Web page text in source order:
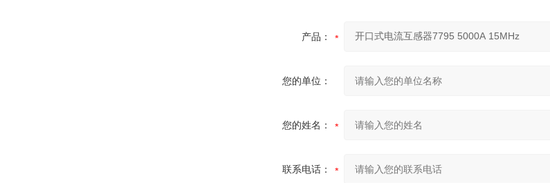
产品：
您的单位：
您的姓名：
联系电话：